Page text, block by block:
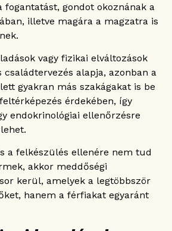
fogantatást, gondot okoznának a
illetve magára a magzatra is
vagy fizikai elváltozások
családtervezés alapja, azonban a
gyakran más szakágakat is be
érdekében, így
endokrinológiai ellenőrzésre
a felkészülés ellenére nem tud
akkor meddőségi
kerül, amelyek a legtöbbször
hanem a férfiakat egyaránt